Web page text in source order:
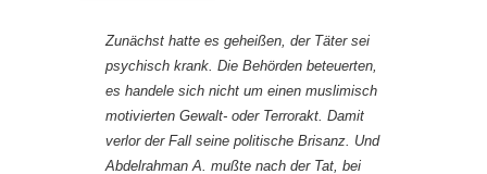
Zunächst hatte es geheißen, der Täter sei
psychisch krank. Die Behörden beteuerten,
es handele sich nicht um einen muslimisch
motivierten Gewalt- oder Terrorakt. Damit
verlor der Fall seine politische Brisanz. Und
Abdelrahman A. mußte nach der Tat, bei